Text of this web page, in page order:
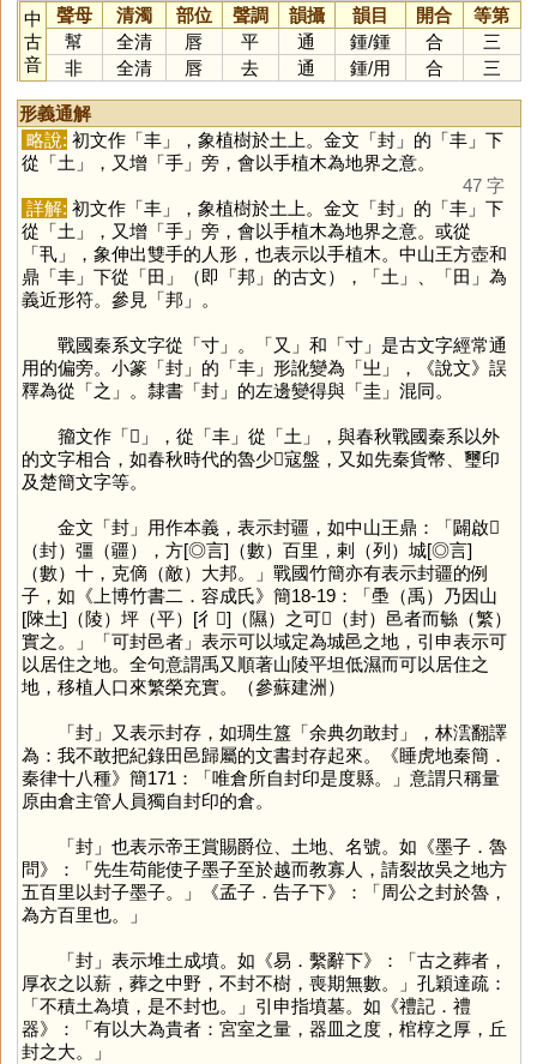
中
古
音
聲母 清濁 部位 聲調 韻攝 韻目 開合
等第
幫
全清 唇 平 通 鍾/鍾 合
三
非
全清 唇 去 通 鍾/用 合 三
形義通解
略說: 初文作「丰」，象植樹於土上。金文「封」的「丰」下
從「土」，又增「手」旁，會以手植木為地界之意。
47 字
詳解: 初文作「丰」，象植樹於土上。金文「封」的「丰」下
從「土」，又增「手」旁，會以手植木為地界之意。或從
「丮」，象伸出雙手的人形，也表示以手植木。中山王方壺和
鼎「丰」下從「田 」（即「邦 」的古文），「土」、「田 」為
義近形符。參見「邦 」。
戰國秦系文字從「寸」。「又 」和「寸」是古文字經常通
用的偏旁。小篆「封」的「丰」形訛變為「㞢 」，《說文》誤
釋為從「之 」。隸書「封」的左邊變得與「圭 」混同。
籀文作「𡉘 」，從「丰」從「土」，與春秋戰國秦系以外
的文字相合，如春秋時代的魯少𤔲寇盤，又如先秦貨幣、璽印
及楚簡文字等。
金文「封」用作本義，表示封疆，如中山王鼎：「闢啟𡉘
（封）彊（疆），方[◎言]（數）百里，剌（列）城[◎言]
（數）十，克㒀（敵）大邦。」戰國竹簡亦有表示封疆的例
子，如《上博竹書二．容成氏》簡18-19：「㙑（禹）乃因山
[䧒土]（陵）坪（平）[彳𡌥]（隰）之可𡉘（封）邑者而䋣（繁）
實之。」「可封邑者」表示可以域定為城邑之地，引申表示可
以居住之地。全句意謂禹又順著山陵平坦低濕而可以居住之
地，移植人口來繁榮充實。（參蘇建洲）
「封」又表示封存，如琱生簋「余典勿敢封」，林澐翻譯
為：我不敢把紀錄田邑歸屬的文書封存起來。《睡虎地秦簡．
秦律十八種》簡171：「唯倉所自封印是度縣。」意謂只稱量
原由倉主管人員獨自封印的倉。
「封」也表示帝王賞賜爵位、土地、名號。如《墨子．魯
問》：「先生苟能使子墨子至於越而教寡人，請裂故吳之地方
五百里以封子墨子。」《孟子．告子下》：「周公之封於魯，
為方百里也。」
「封」表示堆土成墳。如《易．繫辭下》：「古之葬者，
厚衣之以薪，葬之中野，不封不樹，喪期無數。」孔穎達疏：
「不積土為墳，是不封也。」引申指墳墓。如《禮記．禮
器》：「有以大為貴者：宮室之量，器皿之度，棺椁之厚，丘
封之大。」